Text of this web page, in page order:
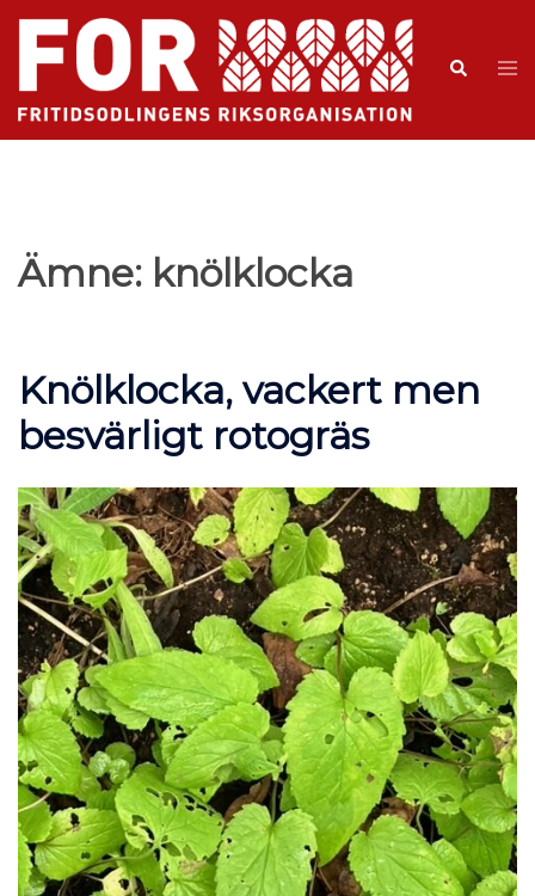
Ämne: knölklocka
Knölklocka, vackert men
besvärligt rotogräs